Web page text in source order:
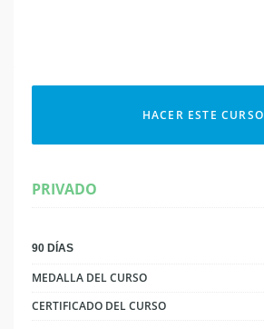
HACER ESTE CURSO
PRIVADO
90 DÍAS
MEDALLA DEL CURSO
CERTIFICADO DEL CURSO